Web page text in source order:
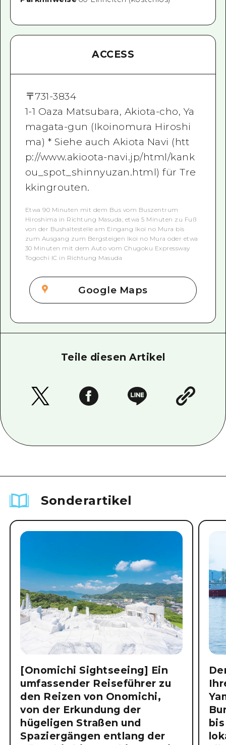
ACCESS
〒731-3834
1-1 Oaza Matsubara, Akiota-cho, Ya
magata-gun (Ikoinomura Hiroshi
ma) * Siehe auch Akiota Navi (htt
p://www.akioota-navi.jp/html/kank
ou_spot_shinnyuzan.html) für Tre
kkingrouten.
Etwa 90 Minuten mit dem Bus vom Buszentrum
Hiroshima in Richtung Masuda, etwa 5 Minuten zu Fuß
von der Bushaltestelle am Eingang Ikoi no Mura bis
zum Ausgang zum Bergsteigen Ikoi no Mura oder etwa
30 Minuten mit dem Auto vom Chugoku Expressway
Togochi IC in Richtung Masuda
Google Maps
Teile diesen Artikel
Sonderartikel
[Onomichi Sightseeing] Ein
umfassender Reiseführer zu
den Reizen von Onomichi,
von der Erkundung der
hügeligen Straßen und
Spaziergängen entlang der